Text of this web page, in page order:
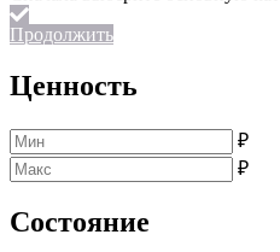
Продолжить
Ценность
₽
₽
Состояние